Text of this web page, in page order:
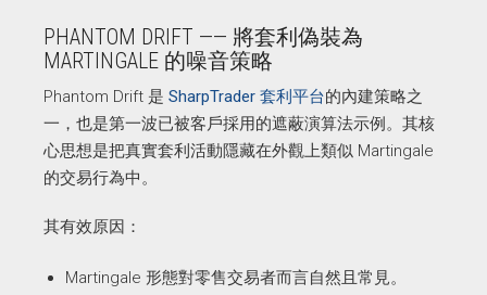
PHANTOM DRIFT —— 將套利偽裝為
MARTINGALE 的噪音策略
Phantom Drift 是 SharpTrader 套利平台的內建策略之
一，也是第一波已被客戶採用的遮蔽演算法示例。其核
心思想是把真實套利活動隱藏在外觀上類似 Martingale
的交易行為中。
其有效原因：
Martingale 形態對零售交易者而言自然且常見。